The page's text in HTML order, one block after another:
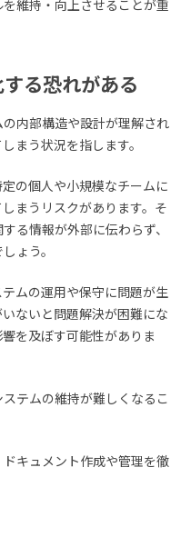
維持・向上させることが重
る恐れがある
内部構造や設計が理解され
まう状況を指します。
の個人や小規模なチームに
まうリスクがあります。そ
る情報が外部に伝わらず、
ょう。
ムの運用や保守に問題が生
ないと問題解決が困難にな
を及ぼす可能性がありま
テムの維持が難しくなるこ
キュメント作成や管理を徹